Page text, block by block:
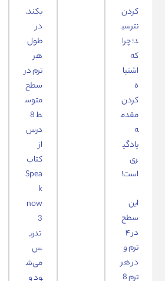
کردن
نترسی
د؛ چرا
که
اشتبا
ه
کردن
مقدم
ه
یادگی
ری
است!
این
سطح
در ۴
ترم و
در هر
ترم 8
بکند.
در
طول
هر
ترم در
سطح
متوس
ط 8
درس
از
کتاب
Spea
k
now
3
تدری
س
می‌ش
ود و